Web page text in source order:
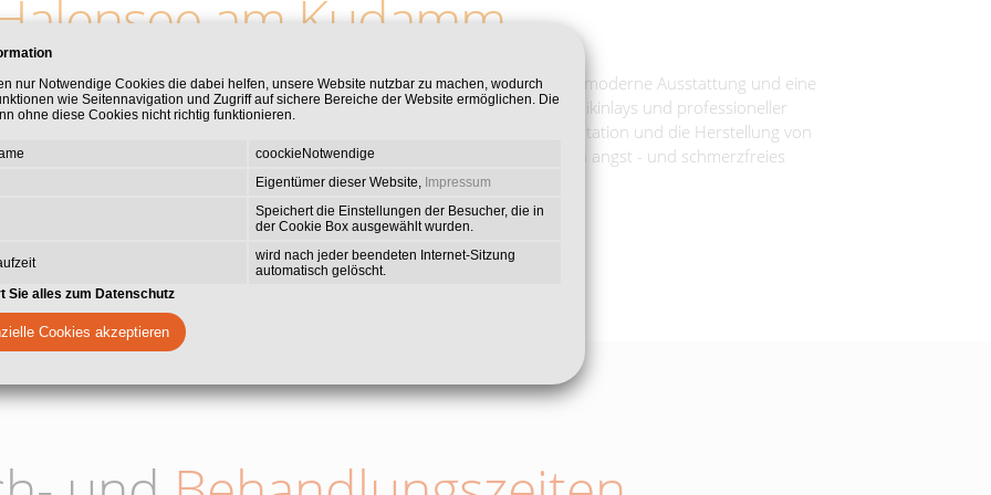
nur Notwendige Cookies die dabei helfen, unsere Website nutzbar zu machen, wodurch
wie Seitennavigation und Zugriff auf sichere Bereiche der Website ermöglichen. Die
ohne diese Cookies nicht richtig funktionieren.
coockieNotwendige
Eigentümer dieser Website, Impressum
Speichert die Einstellungen der Besucher, die in
der Cookie Box ausgewählt wurden.
wird nach jeder beendeten Internet-Sitzung
automatisch gelöscht.
Sie alles zum Datenschutz
Cookies akzeptieren
am Kudamm
die Ihnen umfassende zahnmedizinische Leistungen, eine moderne Ausstattung und eine
Spezialisierungen gehört die ästhetische Zahnmedizin mit Veneers, Keramikinlays und professioneller
Behandlung von Zahnfleischerkrankungen, Wurzelkanalbehandlung, Implantation und die Herstellung von
legen wir auf die Behandlung von Angstpatienten mit Lachgas, um so ein angst - und schmerzfreies
Behandeln zu ermöglichen.